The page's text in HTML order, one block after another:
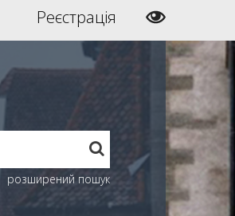
Реєстрація
розширений пошук